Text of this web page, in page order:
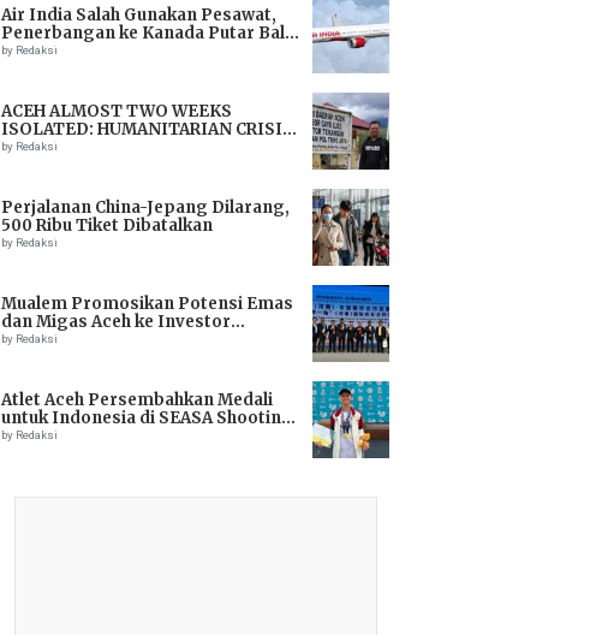
Air India Salah Gunakan Pesawat,
Penerbangan ke Kanada Putar Balik
Setelah 9 Jam di Udara
by Redaksi
ACEH ALMOST TWO WEEKS
ISOLATED: HUMANITARIAN CRISIS
THREATENS LIVES, IMMEDIATE
by Redaksi
Perjalanan China-Jepang Dilarang,
500 Ribu Tiket Dibatalkan
by Redaksi
Mualem Promosikan Potensi Emas
dan Migas Aceh ke Investor
Tiongkok
by Redaksi
Atlet Aceh Persembahkan Medali
untuk Indonesia di SEASA Shooting
Championship 2025
by Redaksi